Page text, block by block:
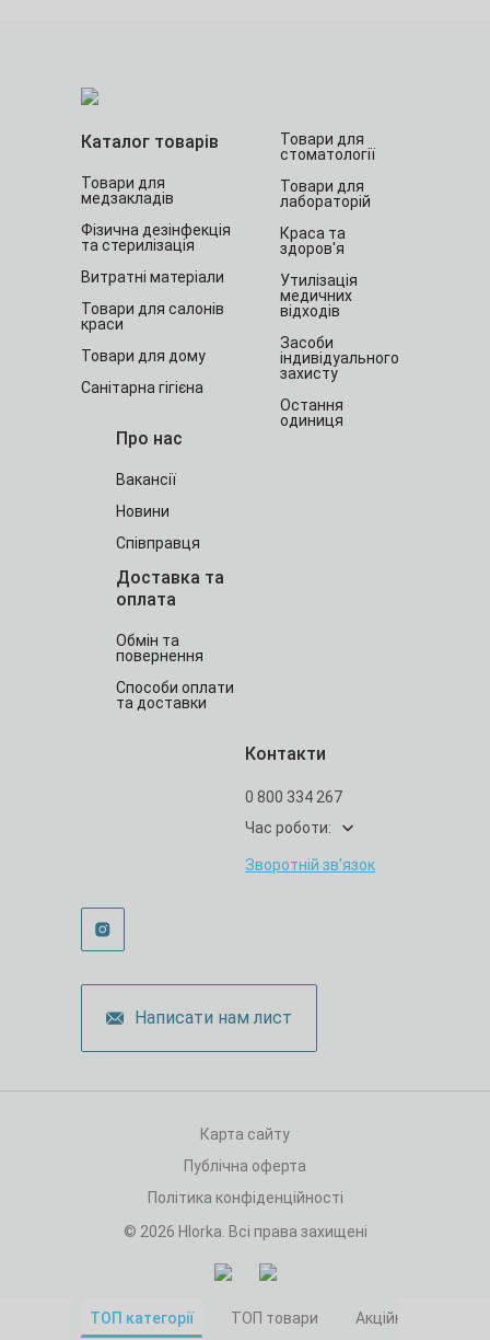
Написати нам лист
Каталог товарів
Товари для
медзакладів
Фізична дезінфекція
та стерилізація
Витратні матеріали
Товари для салонів
краси
Товари для дому
Санітарна гігієна
Товари для
стоматології
Товари для
лабораторій
Краса та
здоров'я
Утилізація
медичних
відходів
Засоби
індивідуального
захисту
Остання
одиниця
Про нас
Вакансії
Новини
Співправця
Доставка та
оплата
Обмін та
повернення
Способи оплати
та доставки
Контакти
0 800 334 267
Час роботи:
Зворотній зв’язок
Карта сайту
Публічна оферта
Політика конфіденційності
© 2026 Hlorka. Всі права захищені
ТОП категорії ТОП товари Акційні товари